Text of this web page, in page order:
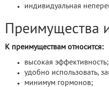
индивидуальная
Преимущества
К преимуществам относится:
высокая эффективность;
удобно использовать,
минимум гормонов;